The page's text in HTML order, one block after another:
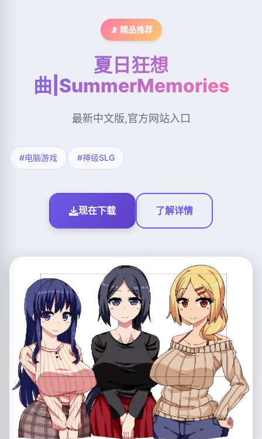
📡 精品推荐
夏日狂想
曲|SummerMemories
最新中文版,官方网站入口
#电脑游戏 #神级SLG
现在下载 了解详情